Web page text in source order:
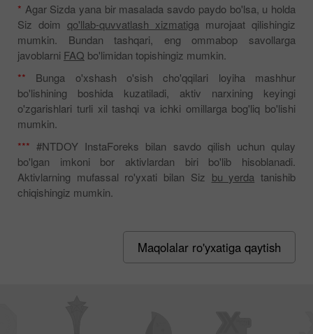
* Agar Sizda yana bir masalada savdo paydo bo'lsa, u holda
Siz doim qo'llab-quvvatlash xizmatiga murojaat qilishingiz
mumkin. Bundan tashqari, eng ommabop savollarga
javoblarni FAQ bo'limidan topishingiz mumkin.
** Bunga o'xshash o'sish cho'qqilari loyiha mashhur
bo'lishining boshida kuzatiladi, aktiv narxining keyingi
o'zgarishlari turli xil tashqi va ichki omillarga bog'liq bo'lishi
mumkin.
*** #NTDOY InstaForeks bilan savdo qilish uchun qulay
bo'lgan imkoni bor aktivlardan biri bo'lib hisoblanadi.
Aktivlarning mufassal ro'yxati bilan Siz bu yerda tanishib
chiqishingiz mumkin.
Maqolalar ro'yxatiga qaytish